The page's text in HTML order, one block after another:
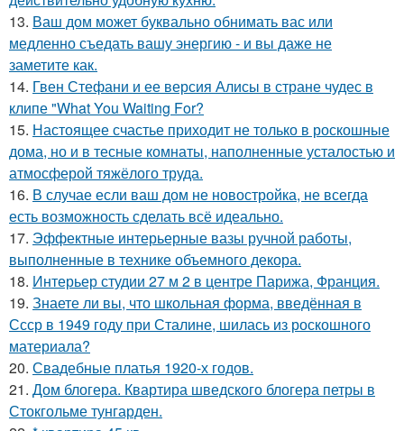
13. Ваш дом может буквально обнимать вас или
медленно съедать вашу энергию - и вы даже не
заметите как.
14. Гвен Стефани и ее версия Алисы в стране чудес в
клипе "What You Waiting For?
15. Настоящее счастье приходит не только в роскошные
дома, но и в тесные комнаты, наполненные усталостью и
атмосферой тяжёлого труда.
16. В случае если ваш дом не новостройка, не всегда
есть возможность сделать всё идеально.
17. Эффектные интерьерные вазы ручной работы,
выполненные в технике объемного декора.
18. Интерьер студии 27 м 2 в центре Парижа, Франция.
19. Знаете ли вы, что школьная форма, введённая в
Ссср в 1949 году при Сталине, шилась из роскошного
материала?
20. Свадебные платья 1920-х годов.
21. Дом блогера. Квартира шведского блогера петры в
Стокгольме тунгарден.